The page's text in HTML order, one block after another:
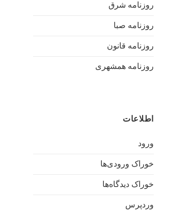
روزنامه شرق
روزنامه صبا
روزنامه قانون
روزنامه همشهری
اطلاعات
ورود
خوراک ورودی‌ها
خوراک دیدگاه‌ها
وردپرس